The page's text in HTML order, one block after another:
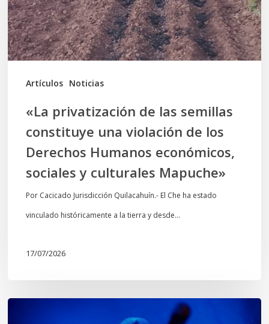
Artículos Noticias
una
violación
de
Humanos
económicos,
sociales
culturales
Mapuche»
«La privatización de las semillas
constituye una violación de los
Derechos Humanos económicos,
sociales y culturales Mapuche»
Por Cacicado Jurisdicción Quilacahuín.- El Che ha estado
vinculado históricamente a la tierra y desde…
17/07/2026